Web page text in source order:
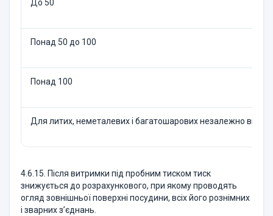
До 50
Понад 50 до 100
Понад 100
Для литих, неметалевих і багатошарових незалежно від
4.6.15. Після витримки під пробним тиском тиск
знижується до розрахункового, при якому проводять
огляд зовнішньої поверхні посудини, всіх його рознімних
і зварних з’єднань.